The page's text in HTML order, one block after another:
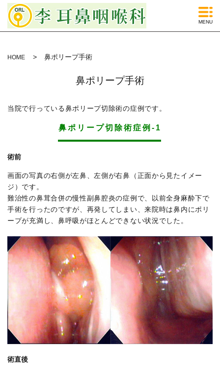
MENU
HOME 鼻ポリープ手術
鼻ポリープ手術
当院で行っている鼻ポリープ切除術の症例です。
鼻ポリープ切除術症例-1
術前
画面の写真の右側が左鼻、左側が右鼻（正面から見たイメー
ジ）です。
難治性の鼻茸合併の慢性副鼻腔炎の症例で、以前全身麻酔下で
手術を行ったのですが、再発してしまい、来院時は鼻内にポリ
ープが充満し、鼻呼吸がほとんどできない状況でした。
術直後